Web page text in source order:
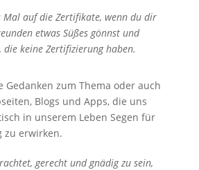
Mal auf die Zertifikate, wenn du dir
etwas Süßes gönnst und
die keine Zertifizierung haben.
Gedanken zum Thema oder auch
Blogs und Apps, die uns
in unserem Leben Segen für
zu erwirken.
gerecht und gnädig zu sein,